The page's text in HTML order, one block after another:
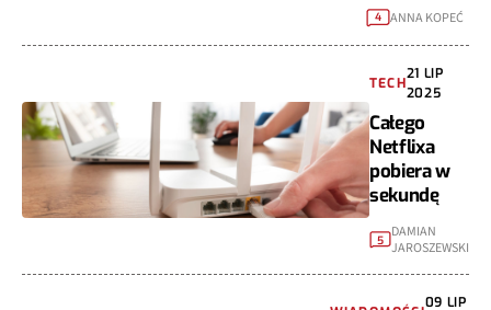
4 ANNA KOPEĆ
TECH
21 LIP
2025
Całego
Netflixa
pobiera w
sekundę
5
DAMIAN
JAROSZEWSKI
09 LIP